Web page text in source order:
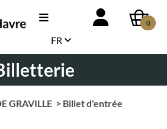
0
FR
GRAVILLE > Billet d'entrée